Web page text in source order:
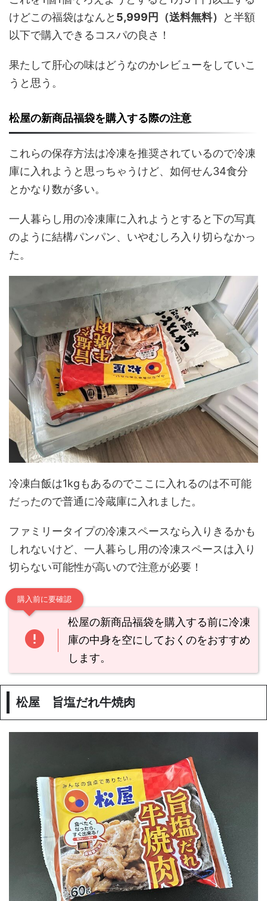
けどこの福袋はなんと 5,999円（送料無料）
と半額
以下で購入できるコスパの良さ！
果たして肝心の味はどうなのかレビューをしていこ
うと思う。
松屋の新商品福袋を購入する際の注意
これらの保存方法は冷凍を推奨されているので冷凍
庫に入れようと思っちゃうけど、如何せん34食分
とかなり数が多い。
一人暮らし用の冷凍庫に入れようとすると下の写真
のように結構パンパン、いやむしろ入り切らなかっ
た。
冷凍白飯は1kgもあるのでここに入れるのは不可能
だったので普通に冷蔵庫に入れました。
ファミリータイプの冷凍スペースなら入りきるかも
しれないけど、一人暮らし用の冷凍スペースは入り
切らない可能性が高いので注意が必要！
購入前に要確認
松屋の新商品福袋を購入する前に冷凍
庫の中身を空にしておくのをおすすめ
します。
松屋 旨塩だれ牛焼肉